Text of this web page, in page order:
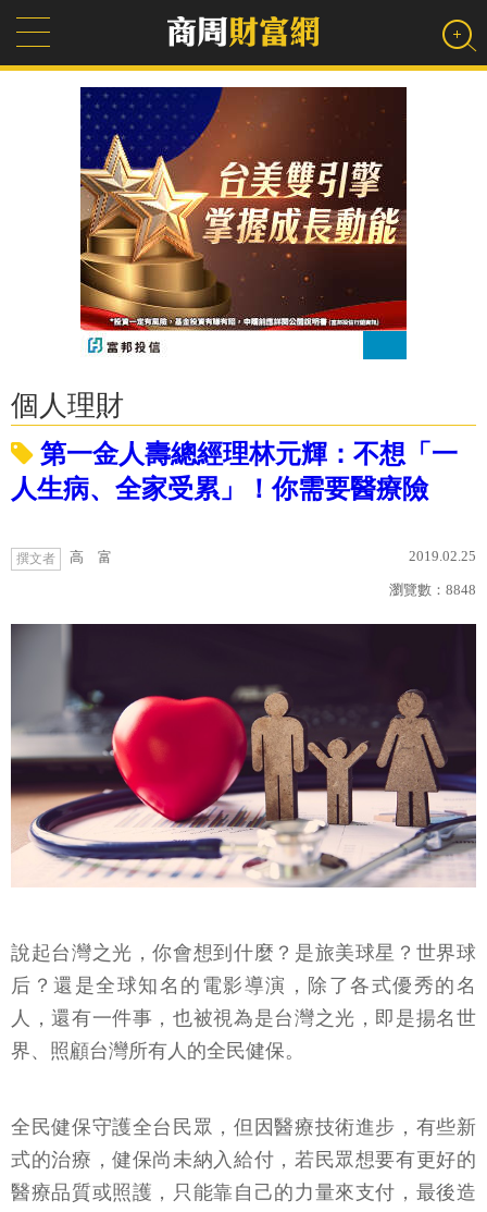
個人理財
第一金人壽總經理林元輝：不想「一
人生病、全家受累」！你需要醫療險
撰文者 高 富 2019.02.25
瀏覽數： 8848
說起台灣之光，你會想到什麼？是旅美球星？世界球
后？還是全球知名的電影導演，除了各式優秀的名
人，還有一件事，也被視為是台灣之光，即是揚名世
界、照顧台灣所有人的全民健保。
全民健保守護全台民眾，但因醫療技術進步，有些新
式的治療，健保尚未納入給付，若民眾想要有更好的
醫療品質或照護，只能靠自己的力量來支付，最後造